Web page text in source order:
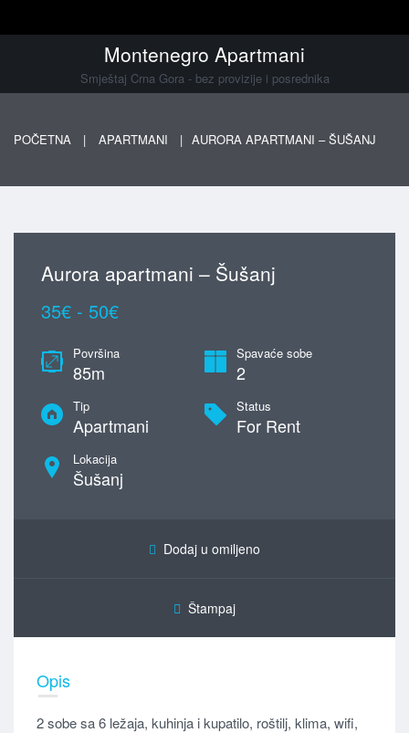
Montenegro Apartmani
Smještaj Crna Gora - bez provizije i posrednika
POČETNA APARTMANI AURORA APARTMANI – ŠUŠANJ
Aurora apartmani – Šušanj
35€ - 50€
Površina
85m
Spavaće sobe
2
Tip
Apartmani
Status
For Rent
Lokacija
Šušanj
Dodaj u omiljeno
Štampaj
Opis
2 sobe sa 6 ležaja, kuhinja i kupatilo, roštilj, klima, wifi,